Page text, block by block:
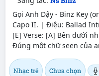
Gọi Anh Dậy - Binz Key
Capo II. | Điệu: Ballad
[E] Verse: [A] Bên dưới
Đúng một chữ seen của
Nhạc trẻ Chưa chọn